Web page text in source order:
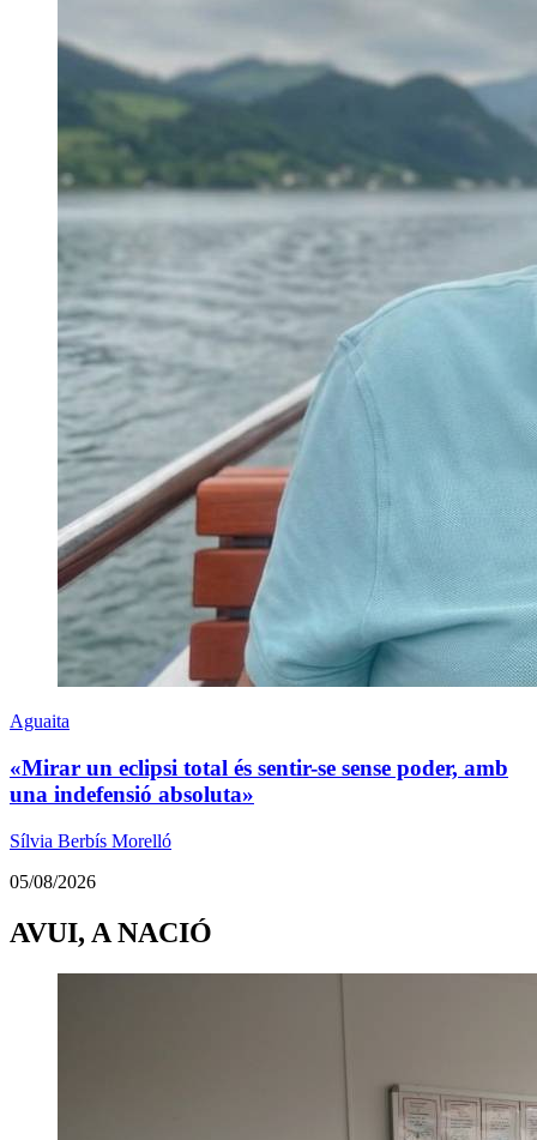
Aguaita
«Mirar un eclipsi total és sentir-se sense poder, amb
una indefensió absoluta»
Sílvia Berbís Morelló
05/08/2026
AVUI, A NACIÓ